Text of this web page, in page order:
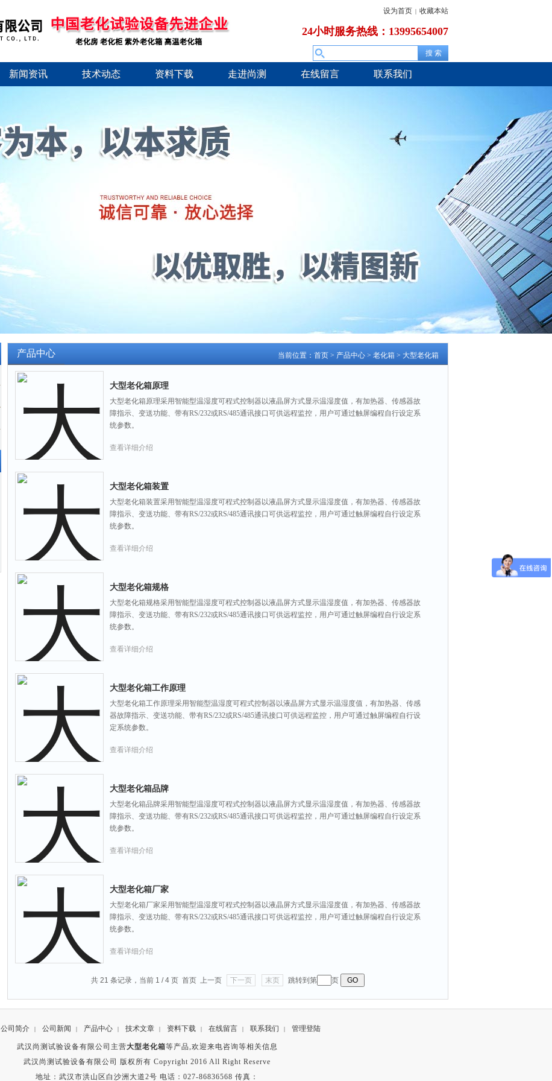
设为首页 | 收藏本站
24小时服务热线：13995654007
新闻资讯 技术动态 资料下载 走进尚测 在线留言 联系我们
当前位置： 首页 > 产品中心 > 老化箱 > 大型老化箱
产品中心
大型老化箱原理
大型老化箱原理采用智能型温湿度可程式控制器以液晶屏方式显示温湿度值，有加热器、传感器故
障指示、变送功能、带有RS/232或RS/485通讯接口可供远程监控，用户可通过触屏编程自行设定系
统参数。
查看详细介绍
大型老化箱装置
大型老化箱装置采用智能型温湿度可程式控制器以液晶屏方式显示温湿度值，有加热器、传感器故
障指示、变送功能、带有RS/232或RS/485通讯接口可供远程监控，用户可通过触屏编程自行设定系
统参数。
查看详细介绍
大型老化箱规格
大型老化箱规格采用智能型温湿度可程式控制器以液晶屏方式显示温湿度值，有加热器、传感器故
障指示、变送功能、带有RS/232或RS/485通讯接口可供远程监控，用户可通过触屏编程自行设定系
统参数。
查看详细介绍
大型老化箱工作原理
大型老化箱工作原理采用智能型温湿度可程式控制器以液晶屏方式显示温湿度值，有加热器、传感
器故障指示、变送功能、带有RS/232或RS/485通讯接口可供远程监控，用户可通过触屏编程自行设
定系统参数。
查看详细介绍
大型老化箱品牌
大型老化箱品牌采用智能型温湿度可程式控制器以液晶屏方式显示温湿度值，有加热器、传感器故
障指示、变送功能、带有RS/232或RS/485通讯接口可供远程监控，用户可通过触屏编程自行设定系
统参数。
查看详细介绍
大型老化箱厂家
大型老化箱厂家采用智能型温湿度可程式控制器以液晶屏方式显示温湿度值，有加热器、传感器故
障指示、变送功能、带有RS/232或RS/485通讯接口可供远程监控，用户可通过触屏编程自行设定系
统参数。
查看详细介绍
共 21 条记录，当前 1 / 4 页 首页 上一页 下一页 末页 跳转到第 页
公司简介 | 公司新闻 | 产品中心 | 技术文章 | 资料下载 | 在线留言 | 联系我们 | 管理登陆
武汉尚测试验设备有限公司主营大型老化箱等产品,欢迎来电咨询等相关信息
武汉尚测试验设备有限公司 版权所有 Copyright 2016 All Right Reserve
地址：武汉市洪山区白沙洲大道2号 电话：027-86836568 传真：